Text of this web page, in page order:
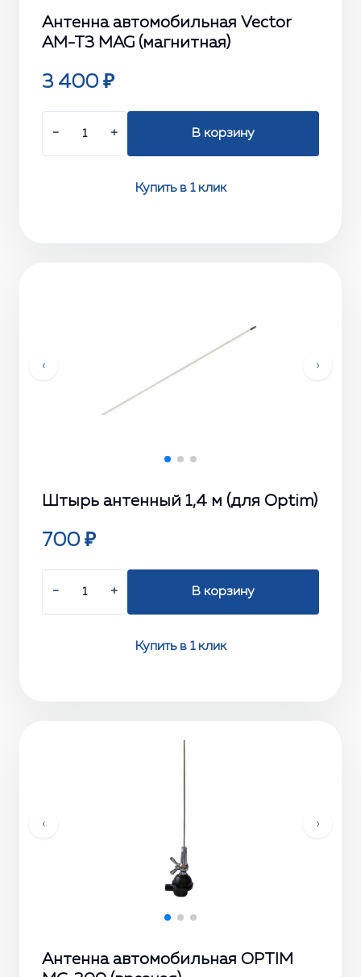
Антенна автомобильная Vector
AM-T3 MAG (магнитная)
3 400 ₽
− + В корзину
Купить в 1 клик
‹ ›
Штырь антенный 1,4 м (для Optim)
700 ₽
− + В корзину
Купить в 1 клик
‹ ›
Антенна автомобильная OPTIM